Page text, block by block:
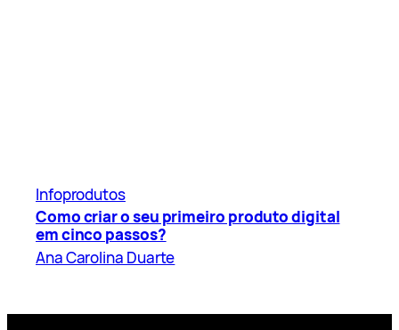
Infoprodutos
Como criar o seu primeiro produto digital
em cinco passos?
Ana Carolina Duarte